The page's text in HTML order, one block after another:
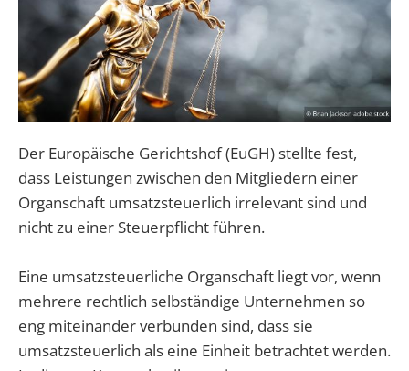
Der Europäische Gerichtshof (EuGH) stellte fest,
dass Leistungen zwischen den Mitgliedern einer
Organschaft umsatzsteuerlich irrelevant sind und
nicht zu einer Steuerpflicht führen.
Eine umsatzsteuerliche Organschaft liegt vor, wenn
mehrere rechtlich selbständige Unternehmen so
eng miteinander verbunden sind, dass sie
umsatzsteuerlich als eine Einheit betrachtet werden.